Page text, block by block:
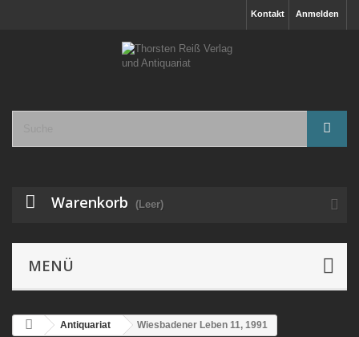
Anmelden
Kontakt
Warenkorb (Leer)
MENÜ
Antiquariat Wiesbadener Leben 11, 1991